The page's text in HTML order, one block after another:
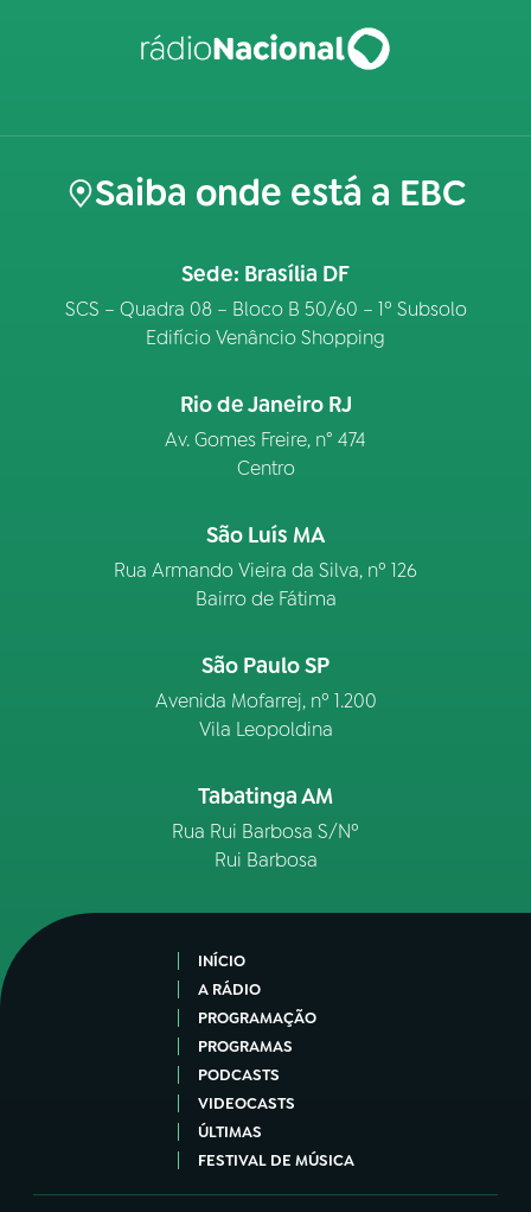
Saiba onde está a EBC
Sede: Brasília DF
SCS – Quadra 08 – Bloco B 50/60 – 1º Subsolo
Edifício Venâncio Shopping
Rio de Janeiro RJ
Av. Gomes Freire, n° 474
Centro
São Luís MA
Rua Armando Vieira da Silva, nº 126
Bairro de Fátima
São Paulo SP
Avenida Mofarrej, nº 1.200
Vila Leopoldina
Tabatinga AM
Rua Rui Barbosa S/Nº
Rui Barbosa
INÍCIO
A RÁDIO
PROGRAMAÇÃO
PROGRAMAS
PODCASTS
VIDEOCASTS
ÚLTIMAS
FESTIVAL DE MÚSICA